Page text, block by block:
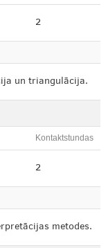
2
un triangulācija.
Kontaktstundas
2
metodes.